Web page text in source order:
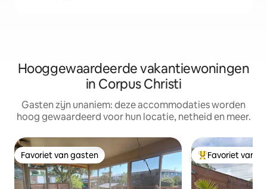
Hooggewaardeerde vakantiewoningen
in Corpus Christi
Gasten zijn unaniem: deze accommodaties worden
hoog gewaardeerd voor hun locatie, netheid en meer.
Favoriet van gasten
Favoriet van gasten Topfavoriet van
Favoriet van